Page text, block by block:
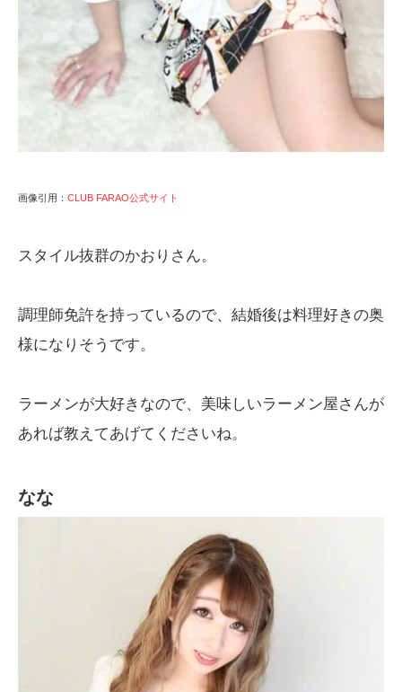
画像引用： CLUB FARAO公式サイト
スタイル抜群のかおりさん。
調理師免許を持っているので、結婚後は料理好きの奥
様になりそうです。
ラーメンが大好きなので、美味しいラーメン屋さんが
あれば教えてあげてくださいね。
なな